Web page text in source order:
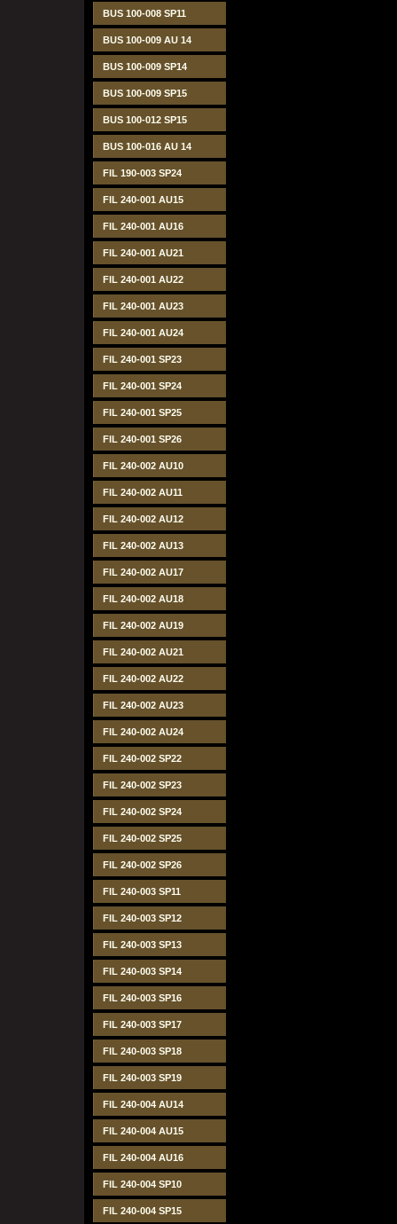
BUS 100-008 SP11
BUS 100-009 AU 14
BUS 100-009 SP14
BUS 100-009 SP15
BUS 100-012 SP15
BUS 100-016 AU 14
FIL 190-003 SP24
FIL 240-001 AU15
FIL 240-001 AU16
FIL 240-001 AU21
FIL 240-001 AU22
FIL 240-001 AU23
FIL 240-001 AU24
FIL 240-001 SP23
FIL 240-001 SP24
FIL 240-001 SP25
FIL 240-001 SP26
FIL 240-002 AU10
FIL 240-002 AU11
FIL 240-002 AU12
FIL 240-002 AU13
FIL 240-002 AU17
FIL 240-002 AU18
FIL 240-002 AU19
FIL 240-002 AU21
FIL 240-002 AU22
FIL 240-002 AU23
FIL 240-002 AU24
FIL 240-002 SP22
FIL 240-002 SP23
FIL 240-002 SP24
FIL 240-002 SP25
FIL 240-002 SP26
FIL 240-003 SP11
FIL 240-003 SP12
FIL 240-003 SP13
FIL 240-003 SP14
FIL 240-003 SP16
FIL 240-003 SP17
FIL 240-003 SP18
FIL 240-003 SP19
FIL 240-004 AU14
FIL 240-004 AU15
FIL 240-004 AU16
FIL 240-004 SP10
FIL 240-004 SP15